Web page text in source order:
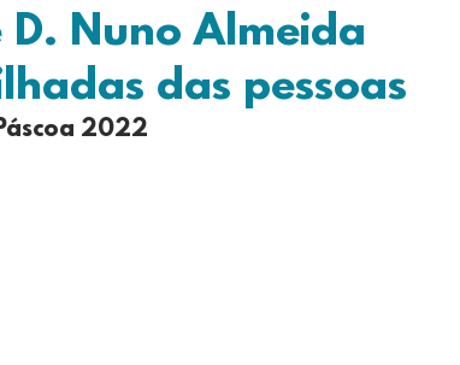
Deus Alpha Quaresma Semana Santa
D. Nuno Almeida
das pessoas
2022